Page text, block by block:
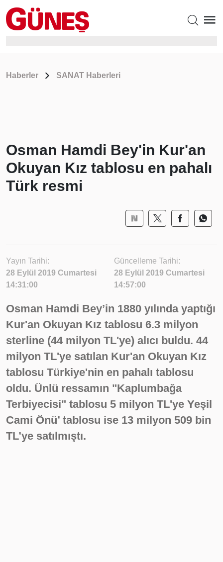
Haberler SANAT Haberleri
Osman Hamdi Bey'in Kur'an
Okuyan Kız tablosu en pahalı
Türk resmi
Yayın Tarihi:
28 Eylül 2019 Cumartesi
14:31:00
Güncelleme Tarihi:
28 Eylül 2019 Cumartesi
14:57:00
Osman Hamdi Bey’in 1880 yılında yaptığı
Kur'an Okuyan Kız tablosu 6.3 milyon
sterline (44 milyon TL'ye) alıcı buldu. 44
milyon TL'ye satılan Kur'an Okuyan Kız
tablosu Türkiye'nin en pahalı tablosu
oldu. Ünlü ressamın "Kaplumbağa
Terbiyecisi" tablosu 5 milyon TL'ye Yeşil
Cami Önü’ tablosu ise 13 milyon 509 bin
TL’ye satılmıştı.